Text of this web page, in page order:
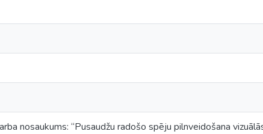
nosaukums: “Pusaudžu radošo spēju pilnveidošana